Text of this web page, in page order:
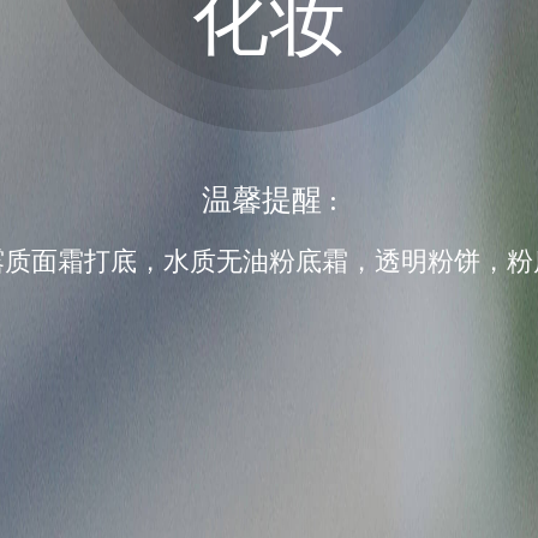
化妆
温馨提醒 :
面霜打底，水质无油粉底霜，透明粉饼，